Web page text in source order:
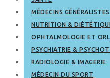
MÉDECINS
NUTRITION &
OPHTALMOLOGIE ET ORL
PSYCHIATRIE &
RADIOLOGIE & IMAGERIE
MÉDECIN DU SPORT